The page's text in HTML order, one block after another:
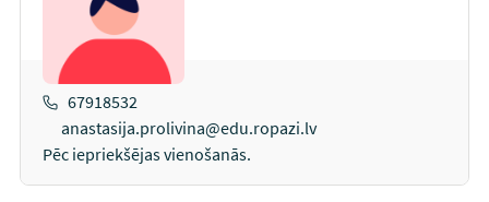
67918532
anastasija.prolivina@edu.ropazi.lv
Pēc iepriekšējas vienošanās.